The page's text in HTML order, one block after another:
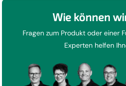
Wie können
Fragen zum Produkt oder einer
Experten helfen